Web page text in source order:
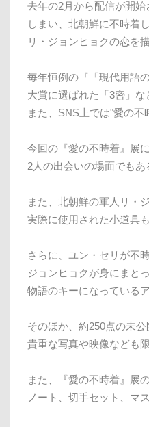
去年の2月から配信が開
しまい、北朝鮮に不時着
リ・ジョンヒョクの恋を
毎年恒例の『「現代用語
大賞に選ばれた「3密」
また、SNS上では"愛の
今回の『愛の不時着』展
2人の出会いの場面でも
また、北朝鮮の軍人リ・
実際に使用された小道具
さらに、ユン・セリが不
ジョンヒョクが身にまと
物語のキーになっている
そのほか、約250点の未
貴重な写真や映像なども
また、『愛の不時着』展
ノート、切手セット、マ